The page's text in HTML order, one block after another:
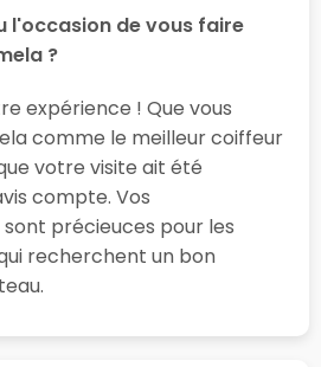
l'occasion de vous faire
?
expérience ! Que vous
comme le meilleur coiffeur
votre visite ait été
compte. Vos
précieuces pour les
recherchent un bon